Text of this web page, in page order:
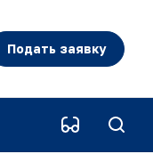
Подать заявку